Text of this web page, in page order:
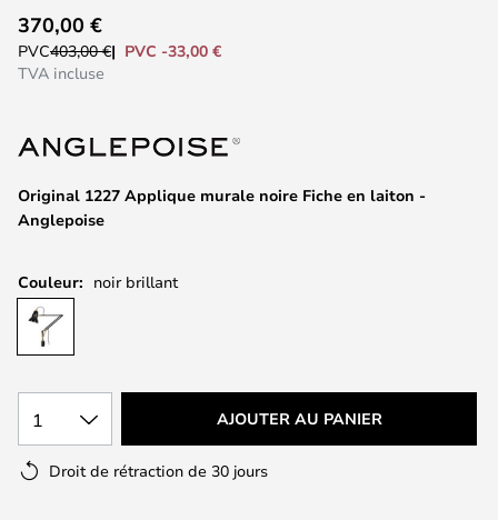
to
the
the
gallery
Original 1227 Applique murale noire Fiche en laiton -
Anglepoise
370,00 €
PVC403,00 €
PVC -33,00 €
TVA incluse
Couleur: noir brillant
1 AJOUTER AU PANIER
Droit de rétraction de 30 jours